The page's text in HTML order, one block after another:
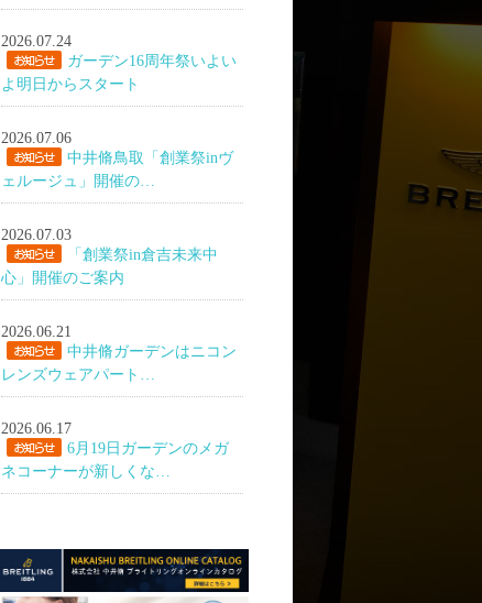
2026.07.24
ガーデン16周年祭いよい
よ明日からスタート
2026.07.06
中井脩鳥取「創業祭inヴ
ェルージュ」開催の…
2026.07.03
「創業祭in倉吉未来中
心」開催のご案内
2026.06.21
中井脩ガーデンはニコン
レンズウェアパート…
2026.06.17
6月19日ガーデンのメガ
ネコーナーが新しくな…